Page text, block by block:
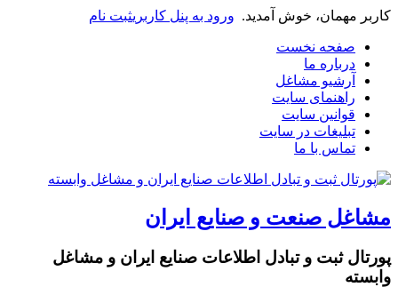
کاربر مهمان، خوش آمدید. ورود به پنل کاربریثبت نام
صفحه نخست
درباره ما
آرشیو مشاغل
راهنمای سایت
قوانین سایت
تبلیغات در سایت
تماس با ما
مشاغل صنعت و صنایع ایران
پورتال ثبت و تبادل اطلاعات صنایع ایران و مشاغل
وابسته